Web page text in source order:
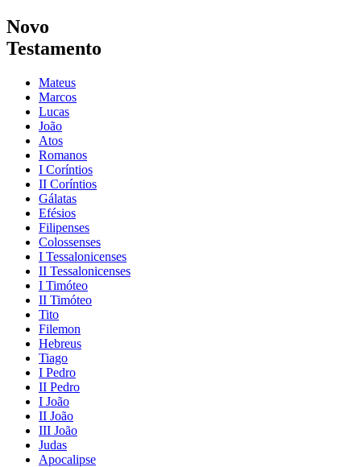
Novo
Testamento
Mateus
Marcos
Lucas
João
Atos
Romanos
I Coríntios
II Coríntios
Gálatas
Efésios
Filipenses
Colossenses
I Tessalonicenses
II Tessalonicenses
I Timóteo
II Timóteo
Tito
Filemon
Hebreus
Tiago
I Pedro
II Pedro
I João
II João
III João
Judas
Apocalipse